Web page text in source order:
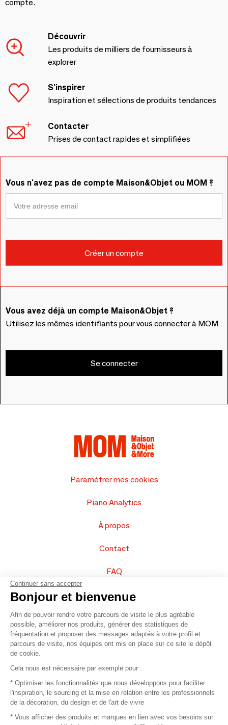
compte.
Découvrir
Les produits de milliers de fournisseurs à
explorer
S'inspirer
Inspiration et sélections de produits tendances
Contacter
Prises de contact rapides et simplifiées
Vous n'avez pas de compte Maison&Objet ou MOM ?
Vous avez déjà un compte Maison&Objet ?
Utilisez les mêmes identifiants pour vous connecter à MOM
Se connecter
Paramétrer mes cookies
Piano Analytics
À propos
Contact
FAQ
Vendez vos produits
Plan du site
© 2016 –Organisation SAFI
Recrutement
Continuer sans accepter
Bonjour et bienvenue
Afin de pouvoir rendre votre parcours de visite le plus agréable
possible, améliorer nos produits, générer des statistiques de
fréquentation et proposer des messages adaptés à votre profil et
parcours de visite, nos équipes ont mis en place sur ce site le dépôt
de cookie.
Cela nous est nécessaire par exemple pour :
* Optimiser les fonctionnalités que nous développons pour faciliter
l'inspiration, le sourcing et la mise en relation entre les professionnels
de la décoration, du design et de l'art de vivre
* Vous afficher des produits et marques en lien avec vos besoins sur